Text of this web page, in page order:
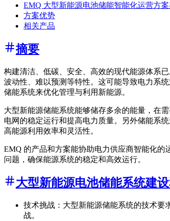
EMQ 大型新能源电池储能智能化运营方案
方案优势
相关产品
摘要
构建清洁、低碳、安全、高效的现代能源体系
波动性、难以预测等特性。这可能导致电力系
储能系统来优化管理与利用新能源。
大型新能源储能系统能够储存多余的能量，在
电网的稳定运行和提高电力质量。另外储能系
高能源利用效率和灵活性。
EMQ 的产品和方案能协助电力供应商智能化
问题，确保能源系统的稳定和高效运行。
大型新能源电池储能系统建
技术挑战：大型新能源储能系统的技术要
战。